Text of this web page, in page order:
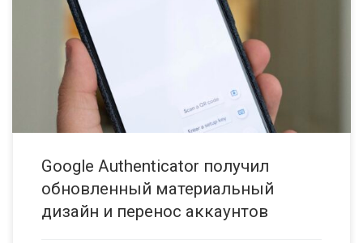
сторонние сайты. Последнее обновление приложения для Android
появилось в 2017 году, но сегодня Google Authenticator 5.10 в
обновленной версии получил материальный дизайн (Material
design) и функцию переноса аккаунтов между устройствами. Какие
же изменения появились в […]
Google Authenticator получил
обновленный материальный
дизайн и перенос аккаунтов